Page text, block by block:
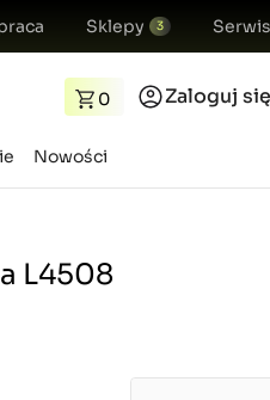
Sklepy 3 Serwis
0 Zaloguj się
Nowości
L4508